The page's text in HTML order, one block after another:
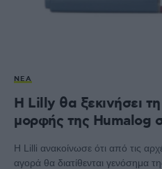
ΝΈΑ
Η Lilly θα ξεκινήσει
μορφής της Humalog
Η Lilli ανακοίνωσε ότι από τις
αγορά θα διατίθενται γενόσημα